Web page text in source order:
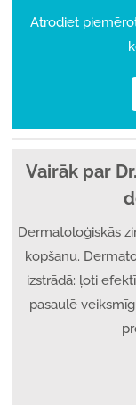
Atrodiet
Vairāk par
Dermatoloģiskās
kopšanu.
izstrādā: ļoti
pasaulē